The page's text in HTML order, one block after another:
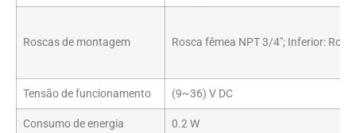
Roscas de montagem Rosca fêmea NPT 3/4″; Inferior:
Tensão de funcionamento (9~36) V DC
Consumo de energia 0.2 W